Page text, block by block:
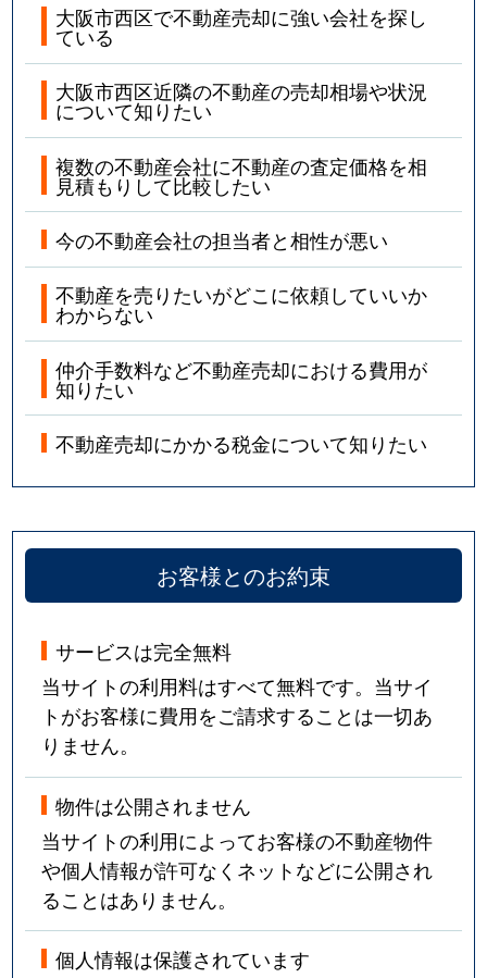
大阪市西区で不動産売却に強い会社を探し
ている
大阪市西区近隣の不動産の売却相場や状況
について知りたい
複数の不動産会社に不動産の査定価格を相
見積もりして比較したい
今の不動産会社の担当者と相性が悪い
不動産を売りたいがどこに依頼していいか
わからない
仲介手数料など不動産売却における費用が
知りたい
不動産売却にかかる税金について知りたい
お客様とのお約束
サービスは完全無料
当サイトの利用料はすべて無料です。当サイ
トがお客様に費用をご請求することは一切あ
りません。
物件は公開されません
当サイトの利用によってお客様の不動産物件
や個人情報が許可なくネットなどに公開され
ることはありません。
個人情報は保護されています